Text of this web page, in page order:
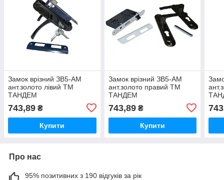
Замок врiзний ЗВ5-АМ
ант.золото лівий ТМ
ТАНДЕМ
743,89 ₴
Купити
Замок врiзний ЗВ5-АМ
ант.золото правий ТМ
ТАНДЕМ
743,89₴
Купити
Про нас
95% позитивних з 190 відгуків за рік